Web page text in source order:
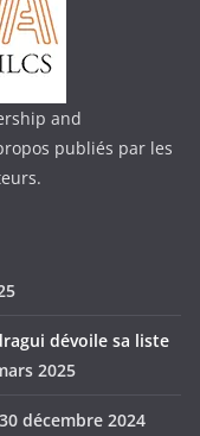
and
publiés par les
dévoile sa liste
2025
30 décembre 2024